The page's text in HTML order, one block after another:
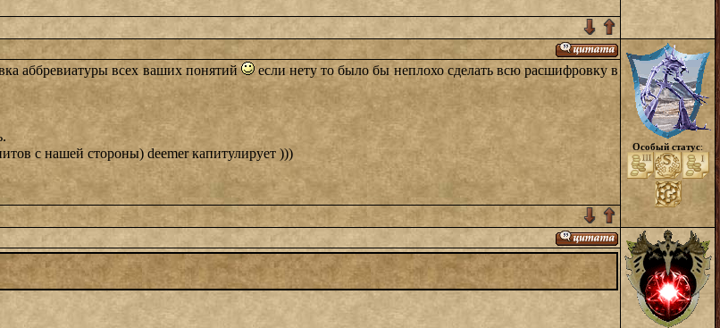
аббревиатуры всех ваших понятий
если нету то было бы неплохо сделать всю расшифровку в
с нашей стороны) deemer капитулирует ))) Особый статус: